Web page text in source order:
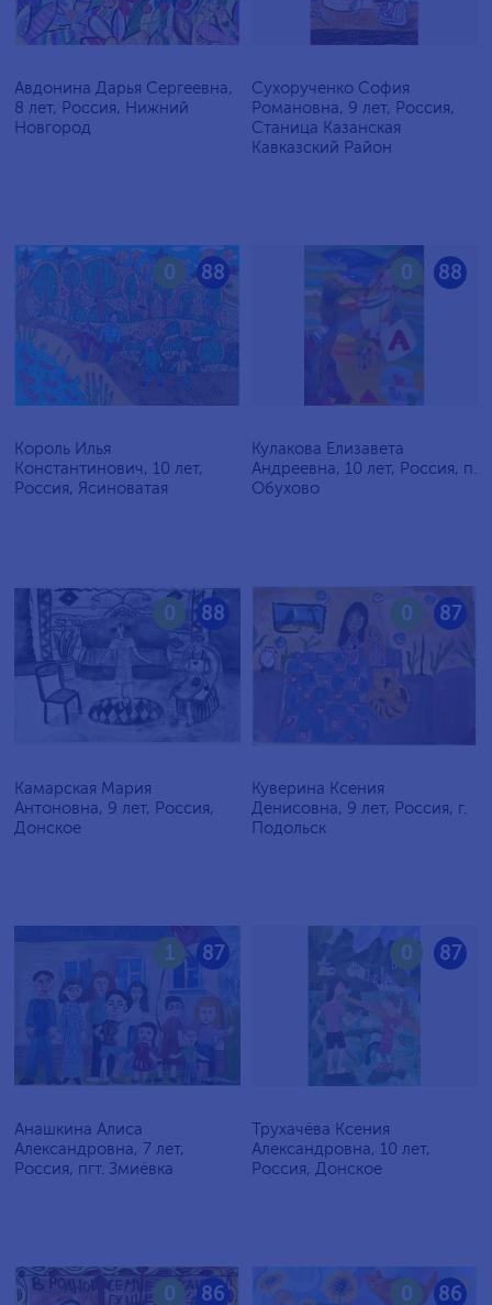
Авдонина Дарья Сергеевна,
8 лет, Россия, Нижний
Новгород
Сухорученко София
Романовна, 9 лет, Россия,
Станица Казанская
Кавказский Район
88
0
Король Илья
Константинович, 10 лет,
Россия, Ясиноватая
88
0
Кулакова Елизавета
Андреевна, 10 лет, Россия, п.
Обухово
88
0
Камарская Мария
Антоновна, 9 лет, Россия,
Донское
87
0
Куверина Ксения
Денисовна, 9 лет, Россия, г.
Подольск
87
1
Анашкина Алиса
Александровна, 7 лет,
Россия, пгт. Змиёвка
87
0
Трухачёва Ксения
Александровна, 10 лет,
Россия, Донское
86
0 86
0